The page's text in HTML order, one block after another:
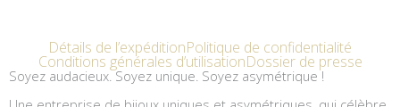
Détails de l’expéditionPolitique de confidentialité
Conditions générales d’utilisationDossier de presse
Soyez audacieux. Soyez unique. Soyez asymétrique !